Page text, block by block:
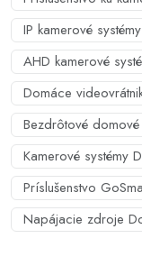
IP kamerové
AHD kamerové
Domáce
Bezdrôtové
Kamerové systémy
Príslušenstvo
Napájacie zdroje